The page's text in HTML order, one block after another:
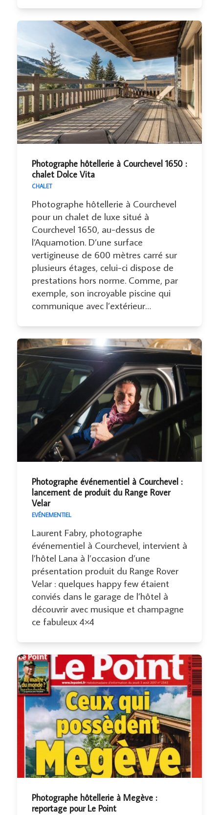
Photographe hôtellerie à Courchevel 1650 :
chalet Dolce Vita
CHALET
Photographe hôtellerie à Courchevel
pour un chalet de luxe situé à
Courchevel 1650, au-dessus de
l’Aquamotion. D’une surface
vertigineuse de 600 mètres carré sur
plusieurs étages, celui-ci dispose de
prestations hors norme. Comme, par
exemple, son incroyable piscine qui
communique avec l’extérieur…
Photographe événementiel à Courchevel :
lancement de produit du Range Rover
Velar
EVÉNEMENTIEL
Laurent Fabry, photographe
événementiel à Courchevel, intervient à
l’hôtel Lana à l’occasion d’une
présentation produit du Range Rover
Velar : quelques happy few étaient
conviés dans le garage de l’hôtel à
découvrir avec musique et champagne
ce fabuleux 4×4
Photographe hôtellerie à Megève :
reportage pour Le Point